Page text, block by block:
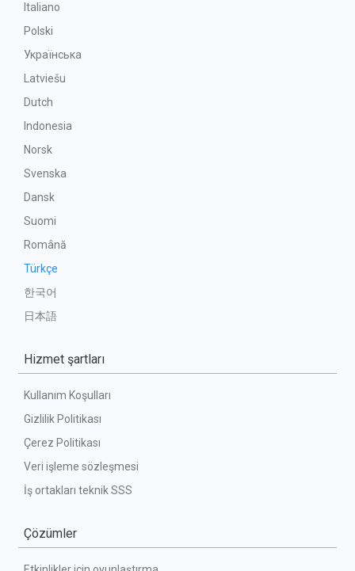
Italiano
Polski
Українська
Latviešu
Dutch
Indonesia
Norsk
Svenska
Dansk
Suomi
Română
Türkçe
한국어
日本語
Hizmet şartları
Kullanım Koşulları
Gizlilik Politikası
Çerez Politikası
Veri işleme sözleşmesi
İş ortakları teknik SSS
Çözümler